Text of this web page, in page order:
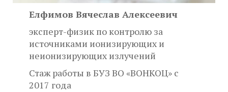
Елфимов Вячеслав Алексеевич
эксперт-физик по контролю за
источниками ионизирующих и
неионизирующих излучений
Стаж работы в БУЗ ВО «ВОНКОЦ» с
2017 года